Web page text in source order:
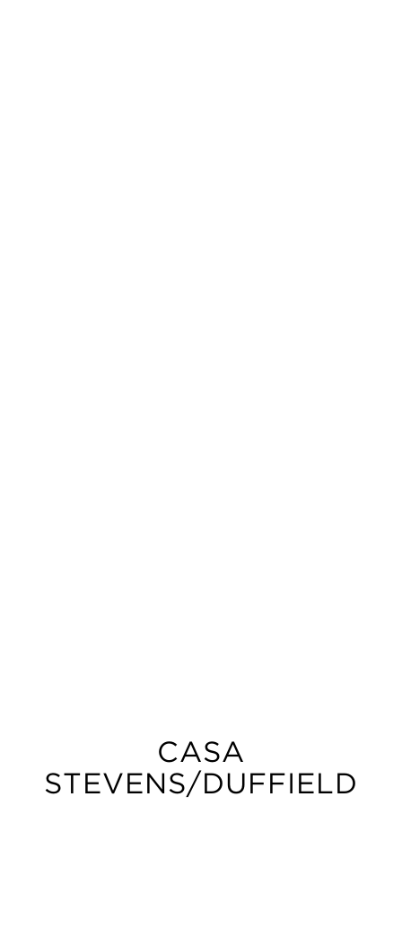
CASA
STEVENS/DUFFIELD